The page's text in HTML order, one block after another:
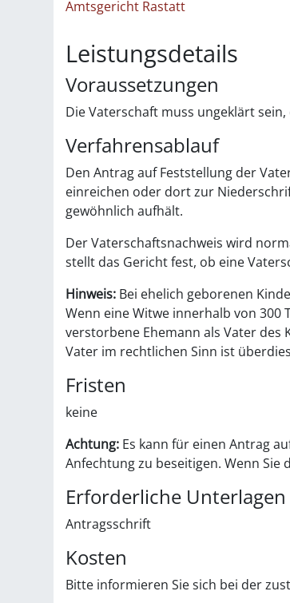
Amtsgericht Rastatt
Leistungsdetails
Voraussetzungen
Die Vaterschaft muss ungeklärt
Verfahrensablauf
Den Antrag auf Feststellung der
einreichen oder dort zur
gewöhnlich aufhält.
Der Vaterschaftsnachweis wird
stellt das Gericht fest, ob eine
Hinweis: Bei ehelich geborenen
Wenn eine Witwe innerhalb von 300
verstorbene Ehemann als Vater des
Vater im rechtlichen Sinn ist
Fristen
keine
Achtung: Es kann für einen Antrag
Anfechtung zu beseitigen. Wenn
Erforderliche Unterlagen
Antragsschrift
Kosten
Bitte informieren Sie sich bei der